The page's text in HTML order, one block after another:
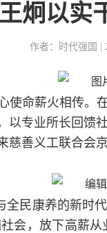
炯以实
作者：时代强国 |
使命薪火相传
专业所长回
善义工联合
民康养的新时
会，放下高薪